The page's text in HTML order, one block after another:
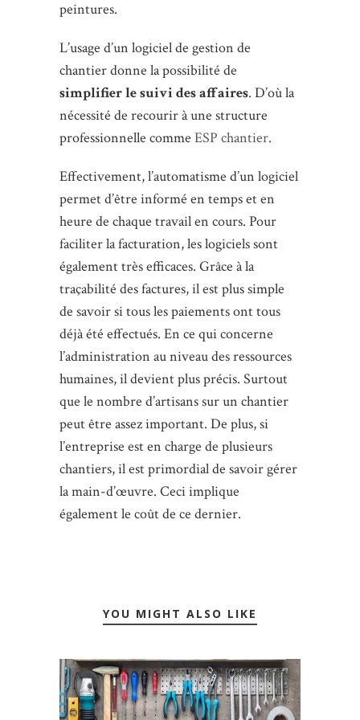
peintures.
L’usage d’un logiciel de gestion de
chantier donne la possibilité de
simplifier le suivi des affaires. D’où la
nécessité de recourir à une structure
professionnelle comme ESP chantier.
Effectivement, l’automatisme d’un logiciel
permet d’être informé en temps et en
heure de chaque travail en cours. Pour
faciliter la facturation, les logiciels sont
également très efficaces. Grâce à la
traçabilité des factures, il est plus simple
de savoir si tous les paiements ont tous
déjà été effectués. En ce qui concerne
l’administration au niveau des ressources
humaines, il devient plus précis. Surtout
que le nombre d’artisans sur un chantier
peut être assez important. De plus, si
l’entreprise est en charge de plusieurs
chantiers, il est primordial de savoir gérer
la main-d’œuvre. Ceci implique
également le coût de ce dernier.
YOU MIGHT ALSO LIKE